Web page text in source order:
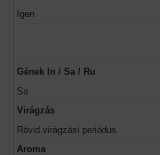
Igen
Gének In / Sa / Ru
Sa
Virágzás
Rövid virágzási periódus
Aroma